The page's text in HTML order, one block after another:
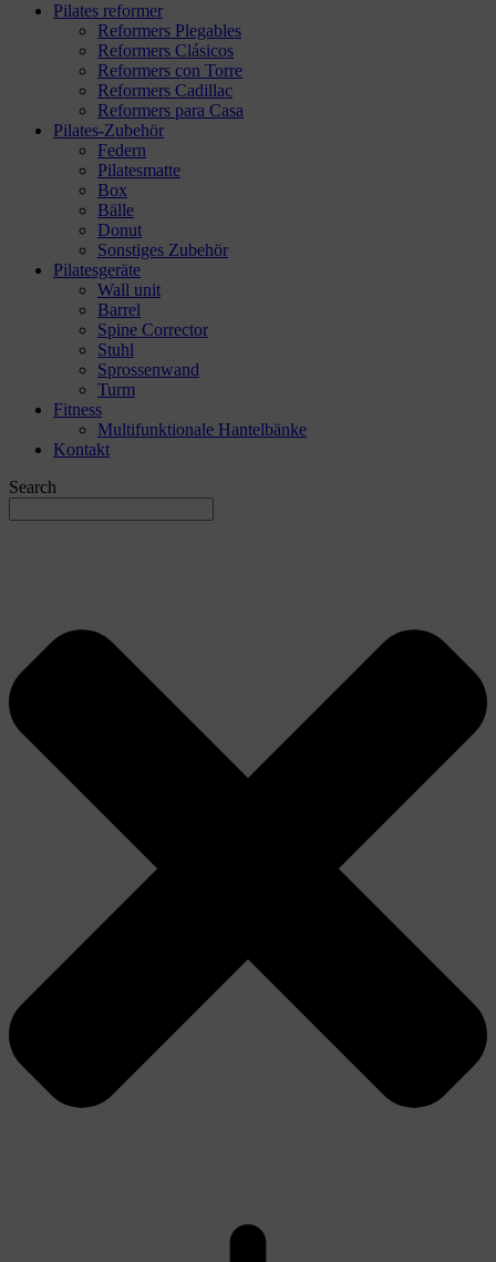
Pilates reformer
Reformers Plegables
Reformers Clásicos
Reformers con Torre
Reformers Cadillac
Reformers para Casa
Pilates-Zubehör
Federn
Pilatesmatte
Box
Bälle
Donut
Sonstiges Zubehör
Pilatesgeräte
Wall unit
Barrel
Spine Corrector
Stuhl
Sprossenwand
Turm
Fitness
Multifunktionale Hantelbänke
Kontakt
Search